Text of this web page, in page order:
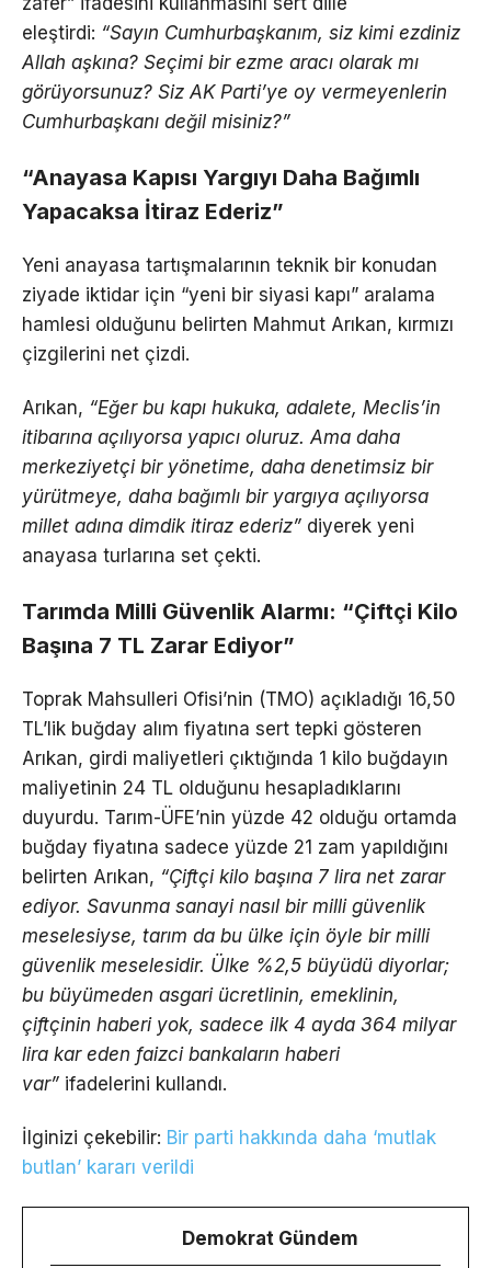
eleştirdi: “Sayın Cumhurbaşkanım, siz kimi ezdiniz
Allah aşkına? Seçimi bir ezme aracı olarak mı
görüyorsunuz? Siz AK Parti’ye oy vermeyenlerin
Cumhurbaşkanı değil misiniz?”
“Anayasa Kapısı Yargıyı Daha Bağımlı
Yapacaksa İtiraz Ederiz”
Yeni anayasa tartışmalarının teknik bir konudan
ziyade iktidar için “yeni bir siyasi kapı” aralama
hamlesi olduğunu belirten Mahmut Arıkan, kırmızı
çizgilerini net çizdi.
Arıkan, “Eğer bu kapı hukuka, adalete, Meclis’in
itibarına açılıyorsa yapıcı oluruz. Ama daha
merkeziyetçi bir yönetime, daha denetimsiz bir
yürütmeye, daha bağımlı bir yargıya açılıyorsa
millet adına dimdik itiraz ederiz” diyerek yeni
anayasa turlarına set çekti.
Tarımda Milli Güvenlik Alarmı: “Çiftçi Kilo
Başına 7 TL Zarar Ediyor”
Toprak Mahsulleri Ofisi’nin (TMO) açıkladığı 16,50
TL’lik buğday alım fiyatına sert tepki gösteren
Arıkan, girdi maliyetleri çıktığında 1 kilo buğdayın
maliyetinin 24 TL olduğunu hesapladıklarını
duyurdu. Tarım-ÜFE’nin yüzde 42 olduğu ortamda
buğday fiyatına sadece yüzde 21 zam yapıldığını
belirten Arıkan, “Çiftçi kilo başına 7 lira net zarar
ediyor. Savunma sanayi nasıl bir milli güvenlik
meselesiyse, tarım da bu ülke için öyle bir milli
güvenlik meselesidir. Ülke %2,5 büyüdü diyorlar;
bu büyümeden asgari ücretlinin, emeklinin,
çiftçinin haberi yok, sadece ilk 4 ayda 364 milyar
lira kar eden faizci bankaların haberi
var” ifadelerini kullandı.
İlginizi çekebilir: Bir parti hakkında daha ‘mutlak
butlan’ kararı verildi
Demokrat Gündem